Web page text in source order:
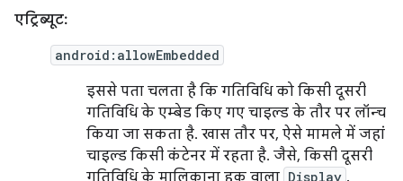
एट्रिब्यूट:
android:allowEmbedded
इससे पता चलता है कि गतिविधि को किसी दूसरी
गतिविधि के एम्बेड किए गए चाइल्ड के तौर पर लॉन्च
किया जा सकता है. खास तौर पर, ऐसे मामले में जहां
चाइल्ड किसी कंटेनर में रहता है. जैसे, किसी दूसरी
गतिविधि के मालिकाना हक वाला Display .